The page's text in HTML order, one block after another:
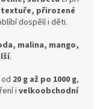
přirozené
dospělí i děti.
malina, mango,
.
20 g až po 1000 g,
i velkoobchodní